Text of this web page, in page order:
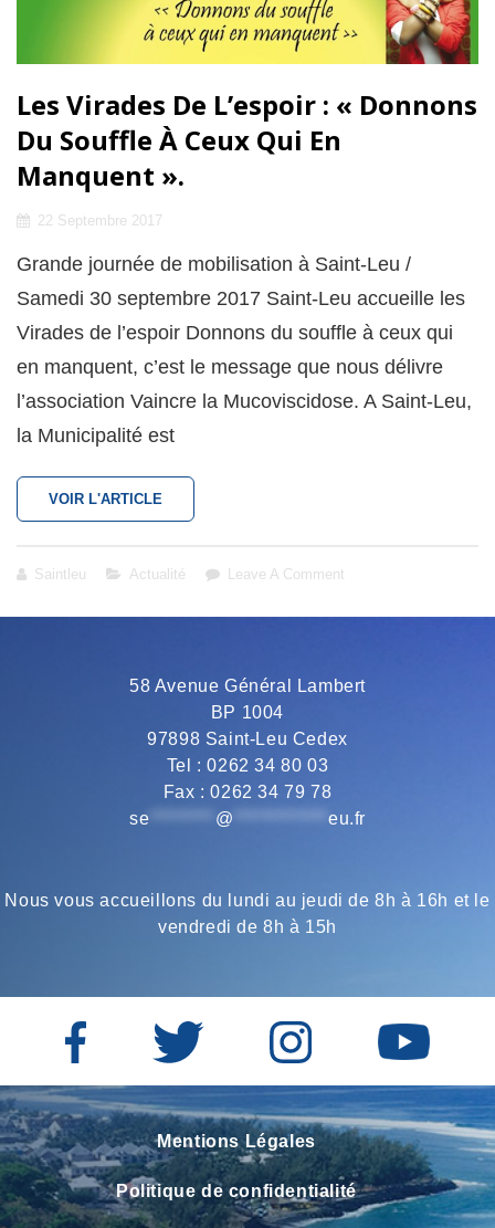
Les Virades De L’espoir : « Donnons
Du Souffle À Ceux Qui En
Manquent ».
Posted
22 Septembre 2017
Grande journée de mobilisation à Saint-Leu /
Samedi 30 septembre 2017 Saint-Leu accueille les
Virades de l’espoir Donnons du souffle à ceux qui
en manquent, c’est le message que nous délivre
l’association Vaincre la Mucoviscidose. A Saint-Leu,
la Municipalité est
VOIR L'ARTICLE
VIRADES
« DONNONS
QUI
MANQUENT
».
Saintleu
Cat
Actualité Leave A Comment
58 Avenue Général Lambert
BP 1004
97898 Saint-Leu Cedex
Tel : 0262 34 80 03
Fax : 0262 34 79 78
se
@ *************eu.fr
Nous vous accueillons du lundi au jeudi de 8h à 16h et le
vendredi de 8h à 15h
Mentions Légales
Politique de confidentialité